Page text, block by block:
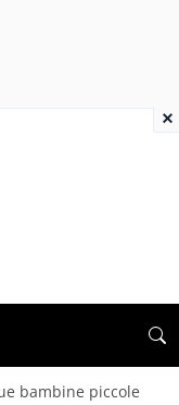
bambine piccole
×